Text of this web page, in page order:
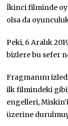
İkinci filminde
olsa da
Peki, 6 Aralık
bizlere bu sefer
Fragmanını
ilk filmindeki gibi
engelleri,
üzerine